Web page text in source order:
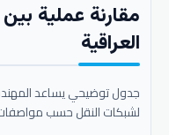
مقارنة عملية بين
العراقية
جدول توضيحي يساعد
لشبكات النقل حسب